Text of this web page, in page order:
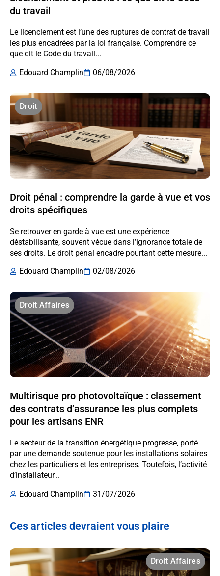
du travail
Le licenciement est l’une des ruptures de contrat de travail
les plus encadrées par la loi française. Comprendre ce
que dit le Code du travail...
Edouard Champlin
06/08/2026
Droit
Droit pénal : comprendre la garde à vue et vos
droits spécifiques
Se retrouver en garde à vue est une expérience
déstabilisante, souvent vécue dans l’ignorance totale de
ses droits. Le droit pénal encadre pourtant cette mesure...
Edouard Champlin
02/08/2026
Droit Affaires
Multirisque pro photovoltaïque : classement
des contrats d’assurance les plus complets
pour les artisans ENR
Le secteur de la transition énergétique progresse, porté
par une demande soutenue pour les installations solaires
chez les particuliers et les entreprises. Toutefois, l’activité
d’installateur...
Edouard Champlin
31/07/2026
Ces articles devraient vous plaire
Droit Affaires